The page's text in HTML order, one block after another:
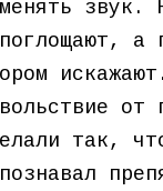
звук.
а
от
так,